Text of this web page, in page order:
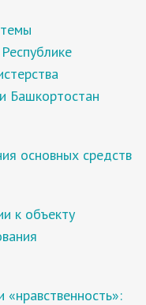
Башкортостан
основных средств
к объекту
«нравственность»: